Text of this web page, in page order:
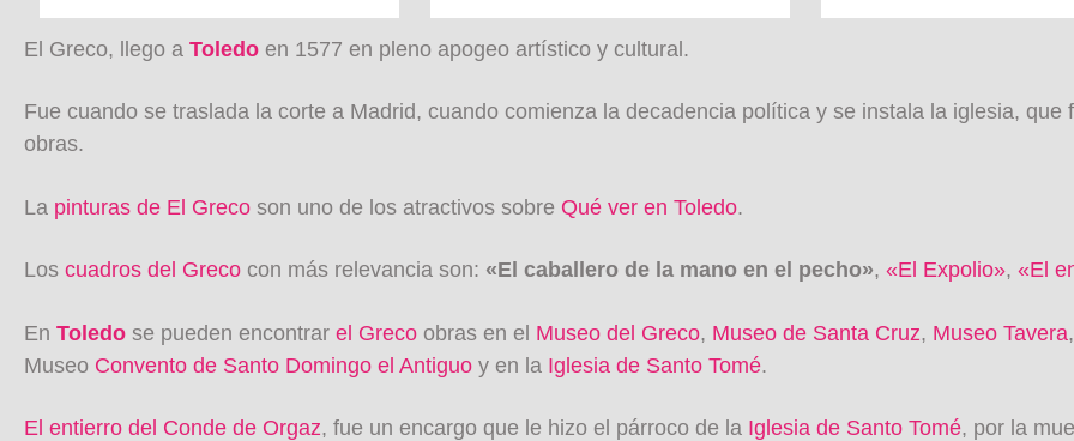
El Greco, llego aToledo en 1577 en pleno apogeo artístico y cultural.
Fue cuando se traslada la corte a Madrid, cuando comienza la decadencia política y se instala la iglesia,
obras.
La pinturas de El Greco son uno de los atractivos sobre Qué ver en Toledo.
Loscuadros del Greco con más relevancia son: «El caballero de la mano en el pecho»,«El Expolio»,«El
EnToledo se pueden encontrarel Greco obras en el Museo del Greco, Museo de Santa Cruz, Museo Tavera
Museo Convento de Santo Domingo el Antiguo y en la Iglesia de Santo Tomé.
El entierro del Conde de Orgaz, fue un encargo que le hizo el párroco de la Iglesia de Santo Tomé, por la